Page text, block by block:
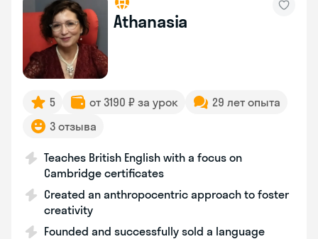
Athanasia
5 от 3190 ₽ за урок
29 лет опыта
3 отзыва
Teaches British English with a focus on
Cambridge certificates
Created an anthropocentric approach to foster
creativity
Founded and successfully sold a language